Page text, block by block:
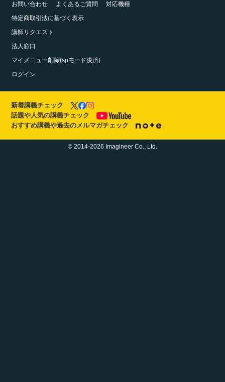
お問い合わせ
よくあるご質問
対応機種
特定商取引法に基づく表示
講師リクエスト
法人窓口
マイメニュー削除(spモード決済)
ログイン
新着講義チェック
話題や人気の講義チェック
おすすめ講義や過去のメルマガチェック
© 2014-2026 Imagineer Co., Ltd.